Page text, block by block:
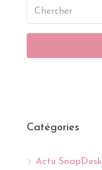
Catégories
Actu SnapDesk